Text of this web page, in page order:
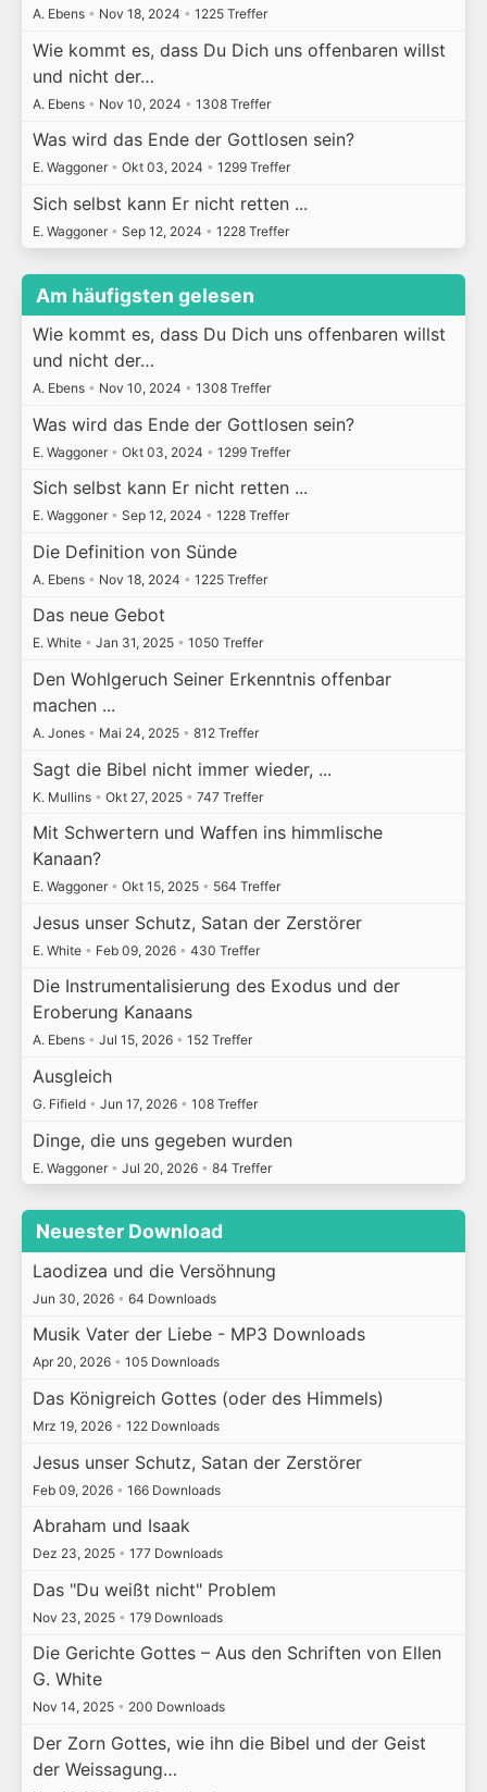
A. Ebens • Nov 18, 2024 • 1225 Treffer
Wie kommt es, dass Du Dich uns offenbaren willst
und nicht der…
A. Ebens • Nov 10, 2024 • 1308 Treffer
Was wird das Ende der Gottlosen sein?
E. Waggoner • Okt 03, 2024 • 1299 Treffer
Sich selbst kann Er nicht retten ...
E. Waggoner • Sep 12, 2024 • 1228 Treffer
Am häufigsten gelesen
Wie kommt es, dass Du Dich uns offenbaren willst
und nicht der…
A. Ebens • Nov 10, 2024 • 1308 Treffer
Was wird das Ende der Gottlosen sein?
E. Waggoner • Okt 03, 2024 • 1299 Treffer
Sich selbst kann Er nicht retten ...
E. Waggoner • Sep 12, 2024 • 1228 Treffer
Die Definition von Sünde
A. Ebens • Nov 18, 2024 • 1225 Treffer
Das neue Gebot
E. White • Jan 31, 2025 • 1050 Treffer
Den Wohlgeruch Seiner Erkenntnis offenbar
machen ...
A. Jones • Mai 24, 2025 • 812 Treffer
Sagt die Bibel nicht immer wieder, ...
K. Mullins • Okt 27, 2025 • 747 Treffer
Mit Schwertern und Waffen ins himmlische
Kanaan?
E. Waggoner • Okt 15, 2025 • 564 Treffer
Jesus unser Schutz, Satan der Zerstörer
E. White • Feb 09, 2026 • 430 Treffer
Die Instrumentalisierung des Exodus und der
Eroberung Kanaans
A. Ebens • Jul 15, 2026 • 152 Treffer
Ausgleich
G. Fifield • Jun 17, 2026 • 108 Treffer
Dinge, die uns gegeben wurden
E. Waggoner • Jul 20, 2026 • 84 Treffer
Neuester Download
Laodizea und die Versöhnung
Jun 30, 2026 • 64 Downloads
Musik Vater der Liebe - MP3 Downloads
Apr 20, 2026 • 105 Downloads
Das Königreich Gottes (oder des Himmels)
Mrz 19, 2026 • 122 Downloads
Jesus unser Schutz, Satan der Zerstörer
Feb 09, 2026 • 166 Downloads
Abraham und Isaak
Dez 23, 2025 • 177 Downloads
Das "Du weißt nicht" Problem
Nov 23, 2025 • 179 Downloads
Die Gerichte Gottes – Aus den Schriften von Ellen
G. White
Nov 14, 2025 • 200 Downloads
Der Zorn Gottes, wie ihn die Bibel und der Geist
der Weissagung…